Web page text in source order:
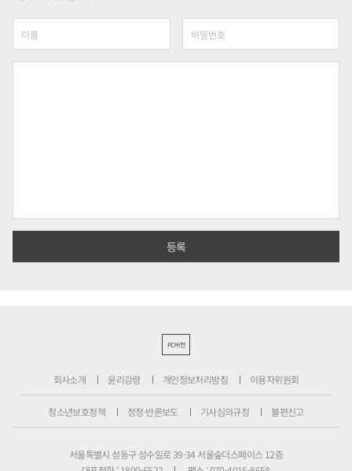
PC버전
회사소개 윤리강령 개인정보처리방침 이용자위원회
청소년보호정책 정정·반론보도 기사심의규정 불편신고
서울특별시 성동구 성수일로 39-34 서울숲더스페이스 12층